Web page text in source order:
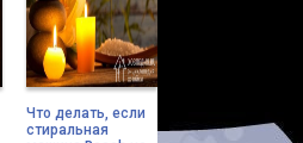
Что делать, если
стиральная